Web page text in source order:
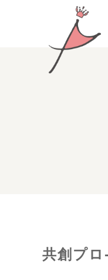
共創プ